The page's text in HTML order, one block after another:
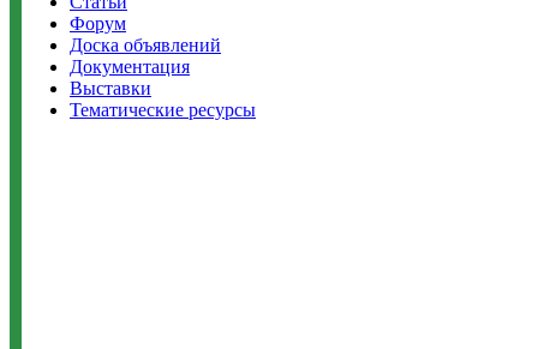
Форум
Доска объявлений
Документация
Выставки
Тематические ресурсы